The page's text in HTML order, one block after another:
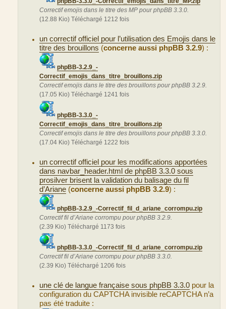
Correctif emojis dans le titre des MP pour phpBB 3.3.0.
(12.88 Kio) Téléchargé 1212 fois
un correctif officiel pour l’utilisation des Emojis dans le
titre des brouillons (concerne aussi phpBB 3.2.9) :
phpBB-3.2.9_-
Correctif_emojis_dans_titre_brouillons.zip
Correctif emojis dans le titre des brouillons pour phpBB 3.2.9.
(17.05 Kio) Téléchargé 1241 fois
phpBB-3.3.0_-
Correctif_emojis_dans_titre_brouillons.zip
Correctif emojis dans le titre des brouillons pour phpBB 3.3.0.
(17.04 Kio) Téléchargé 1222 fois
un correctif officiel pour les modifications apportées
dans navbar_header.html de phpBB 3.3.0 sous
prosilver brisent la validation du balisage du fil
d’Ariane (concerne aussi phpBB 3.2.9) :
phpBB-3.2.9_-Correctif_fil_d_ariane_corrompu.zip
Correctif fil d’Ariane corrompu pour phpBB 3.2.9.
(2.39 Kio) Téléchargé 1173 fois
phpBB-3.3.0_-Correctif_fil_d_ariane_corrompu.zip
Correctif fil d’Ariane corrompu pour phpBB 3.3.0.
(2.39 Kio) Téléchargé 1206 fois
une clé de langue française sous phpBB 3.3.0 pour la
configuration du CAPTCHA invisible reCAPTCHA n’a
pas été traduite :